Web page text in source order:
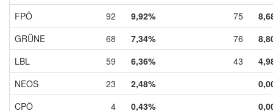
FPÖ
92 9,92% 75
GRÜNE
68 7,34% 76
LBL
59 6,36% 43
NEOS
23 2,48%
CPÖ
4 0,43%